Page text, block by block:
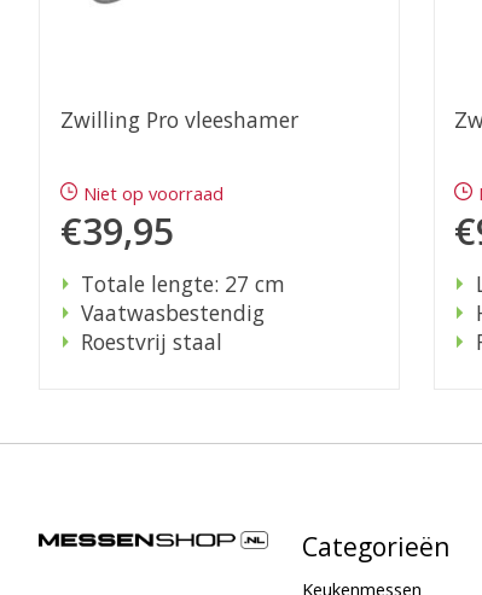
Zwilling Pro vleeshamer
Niet op voorraad
€39,95
Totale lengte: 27 cm
Vaatwasbestendig
Roestvrij staal
Categorieën
Keukenmessen